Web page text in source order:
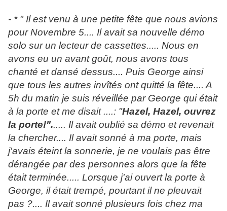
- * " Il est venu à une petite fête que nous avions
pour Novembre 5.... Il avait sa nouvelle démo
solo sur un lecteur de cassettes..... Nous en
avons eu un avant goût, nous avons tous
chanté et dansé dessus.... Puis George ainsi
que tous les autres invîtés ont quitté la fête.... A
5h du matin je suis réveillée par George qui était
à la porte et me disait ....: "Hazel, Hazel, ouvrez
la porte!"...... Il avait oublié sa démo et revenait
la chercher.... Il avait sonné à ma porte, mais
j'avais éteint la sonnerie, je ne voulais pas être
dérangée par des personnes alors que la fête
était terminée..... Lorsque j'ai ouvert la porte à
George, il était trempé, pourtant il ne pleuvait
pas ?.... Il avait sonné plusieurs fois chez ma